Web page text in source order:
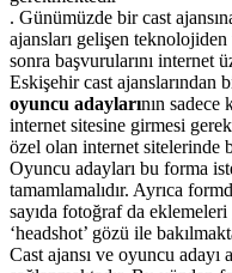
. Günümüzde bir cast
ajansları gelişen teknolojiden
sonra başvurularını internet
Eskişehir cast ajanslarından
oyuncu adaylarının sadece
internet sitesine girmesi
özel olan internet sitelerinde
Oyuncu adayları bu forma
tamamlamalıdır. Ayrıca
sayıda fotoğraf da
‘headshot’ gözü ile
Cast ajansı ve oyuncu